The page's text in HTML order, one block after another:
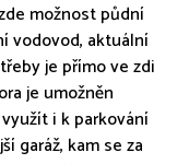
možnost půdní
vodovod, aktuální
je přímo ve zdi
je umožněn
i k parkování
garáž, kam se za